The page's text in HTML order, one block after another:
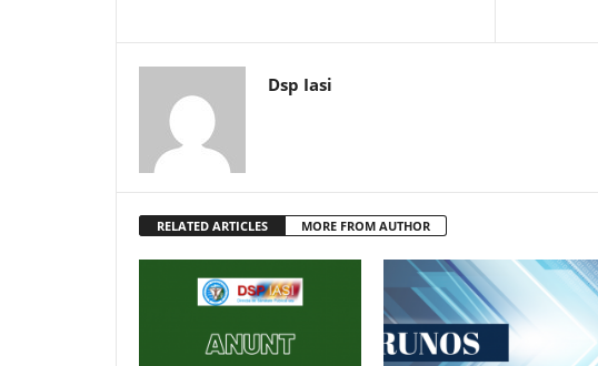
Dsp Iasi
RELATED ARTICLES MORE FROM AUTHOR